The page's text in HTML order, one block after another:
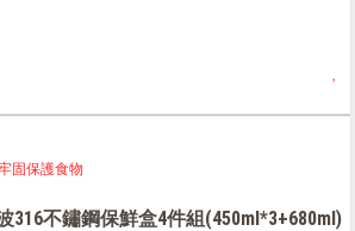
固保護食物
316不鏽鋼保鮮盒4件組(450ml*3+680ml)